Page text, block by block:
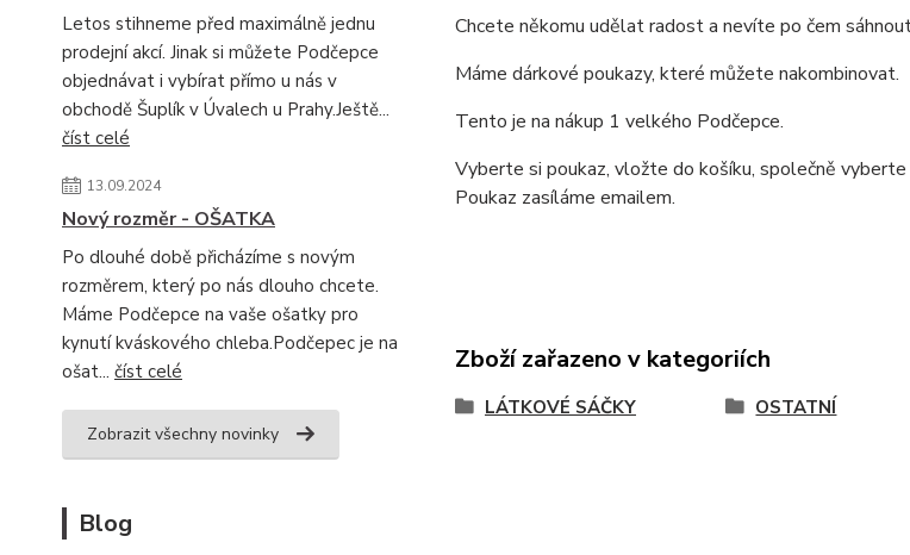
Letos stihneme před maximálně jednu
prodejní akcí. Jinak si můžete Podčepce
objednávat i vybírat přímo u nás v
obchodě Šuplík v Úvalech u Prahy.Ještě...
číst celé
13.09.2024
Nový rozměr - OŠATKA
Po dlouhé době přicházíme s novým
rozměrem, který po nás dlouho chcete.
Máme Podčepce na vaše ošatky pro
kynutí kváskového chleba.Podčepec je na
ošat... číst celé
Zobrazit všechny novinky
Blog
Chcete někomu udělat radost a nevíte po čem
Máme dárkové poukazy, které můžete nakombinovat.
Tento je na nákup 1 velkého Podčepce.
Vyberte si poukaz, vložte do košíku, společně
Poukaz zasíláme emailem.
Zboží zařazeno v kategoriích
LÁTKOVÉ SÁČKY OSTATNÍ